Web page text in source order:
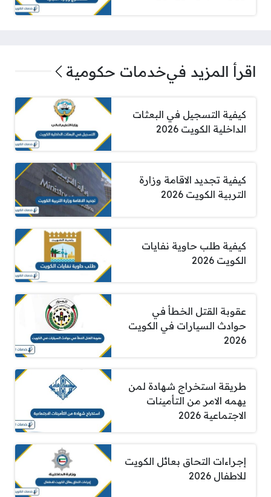
اقرأ المزيد فيخدمات حكومية
كيفية التسجيل في البعثات
الداخلية الكويت 2026
كيفية تجديد الاقامة وزارة
التربية الكويت 2026
كيفية طلب حاوية نفايات
الكويت 2026
عقوبة القتل الخطأ في
حوادث السيارات في الكويت
2026
طريقة استخراج شهادة لمن
يهمه الامر من التأمينات
الاجتماعية 2026
إجراءات التحاق بعائل الكويت
للاطفال 2026